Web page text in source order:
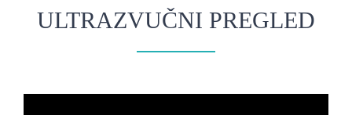
ULTRAZVUČNI PREGLED